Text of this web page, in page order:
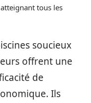
tous les
soucieux
offrent une
de
Ils